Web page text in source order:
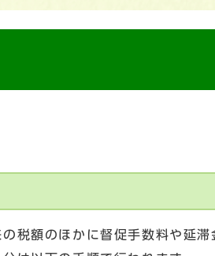
税額のほかに督促手数料や延滞